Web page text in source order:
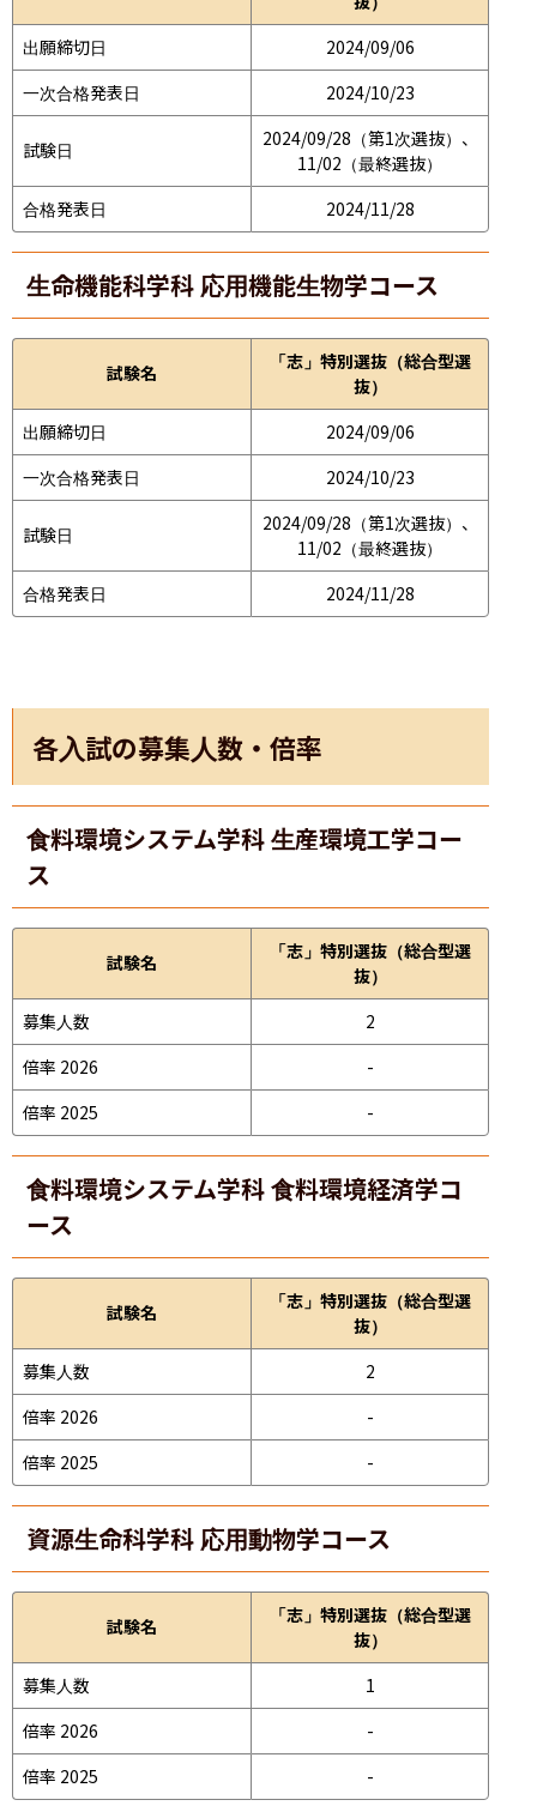
出願締切日
2024/09/06
一次合格発表日
2024/10/23
試験日
2024/09/28（第1次選抜）、
11/02（最終選抜）
合格発表日
2024/11/28
生命機能科学科 応用機能生物学コース
試験名
「志」特別選抜（総合型選
抜）
出願締切日
2024/09/06
一次合格発表日
2024/10/23
試験日
2024/09/28（第1次選抜）、
11/02（最終選抜）
合格発表日
2024/11/28
各入試の募集人数・倍率
食料環境システム学科 生産環境工学コー
ス
試験名
「志」特別選抜（総合型選
抜）
募集人数
2
倍率 2026
-
倍率 2025
-
食料環境システム学科 食料環境経済学コ
ース
試験名
「志」特別選抜（総合型選
抜）
募集人数
2
倍率 2026
-
倍率 2025
-
資源生命科学科 応用動物学コース
試験名
「志」特別選抜（総合型選
抜）
募集人数
1
倍率 2026
-
倍率 2025
-